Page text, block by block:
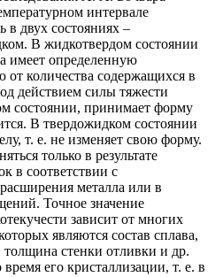
интервале
в двух состояниях –
В жидкотвердом состоянии
имеет определенную
количества содержащихся в
действием силы тяжести
состоянии, принимает форму
В твердожидком состоянии
т. е. не изменяет свою форму.
только в результате
в соответствии с
металла или в
Точное значение
зависит от многих
являются состав сплава,
толщина стенки отливки и др.
его кристаллизации, т. е. в